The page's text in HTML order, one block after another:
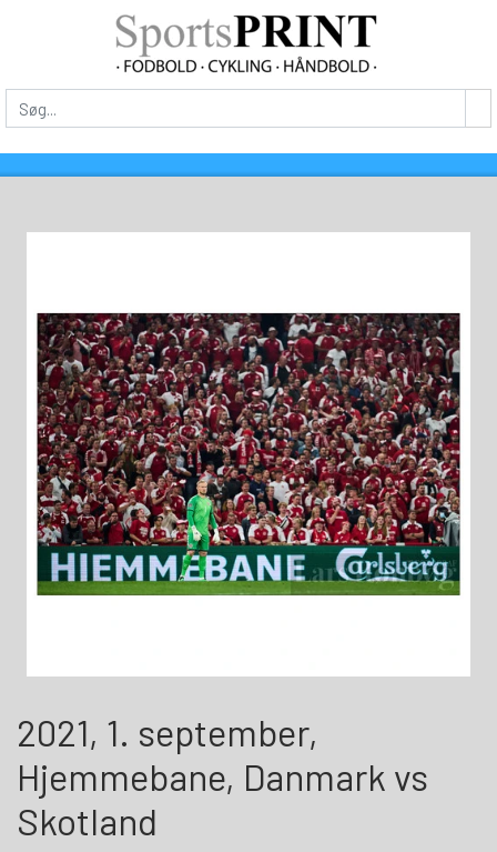
2021, 1. september,
Hjemmebane, Danmark vs
Skotland